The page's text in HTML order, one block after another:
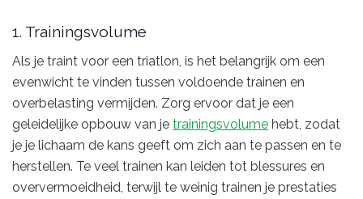
1. Trainingsvolume
Als je traint voor een triatlon, is het belangrijk om een
evenwicht te vinden tussen voldoende trainen en
overbelasting vermijden. Zorg ervoor dat je een
geleidelijke opbouw van je trainingsvolume hebt, zodat
je je lichaam de kans geeft om zich aan te passen en te
herstellen. Te veel trainen kan leiden tot blessures en
oververmoeidheid, terwijl te weinig trainen je prestaties